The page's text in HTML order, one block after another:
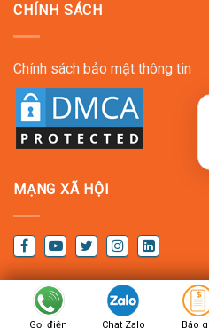
CHÍNH SÁCH
Chính sách bảo mật thông tin
MẠNG XÃ HỘI
Copyright © 2022 VGO
Gọi điện Chat Zalo Báo